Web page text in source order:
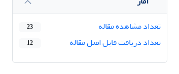
تعداد مشاهده مقاله
23
تعداد دریافت فایل اصل مقاله 12